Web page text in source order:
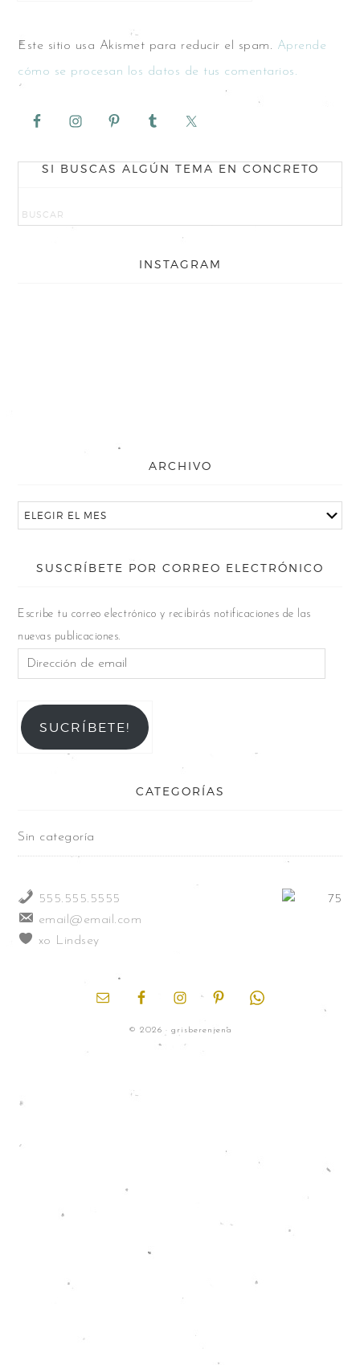
Este sitio usa Akismet para reducir el spam. Aprende
cómo se procesan los datos de tus comentarios.
SI BUSCAS ALGÚN TEMA EN CONCRETO
INSTAGRAM
ARCHIVO
SUSCRÍBETE POR CORREO ELECTRÓNICO
Escribe tu correo electrónico y recibirás notificaciones de las
nuevas publicaciones.
SUCRÍBETE!
CATEGORÍAS
Sin categoría
555.555.5555
email@email.com
xo Lindsey
© 2026 · grisberenjena